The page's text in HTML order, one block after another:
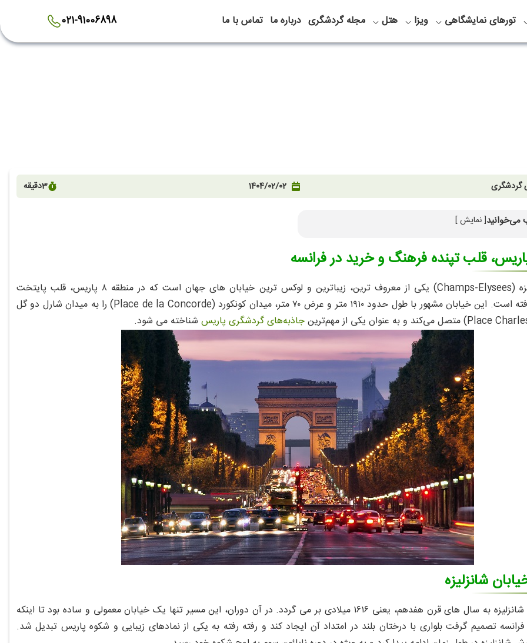
تورهای نمایشگاهی ویزا هتل مجله گردشگری درباره ما تماس با ما
021-91006898
گردشگری 1404/02/02
3دقیقه
می‌خوانید[ نمایش ]
شانزلیزه
خیابان شانزلیزه
بازدید از خیابان شانزلیزه
قلب تپنده فرهنگ و خرید در فرانسه
خیابان شانزلیزه (Champs-Elysees) یکی از معروف‌ ترین، زیباترین و لوکس‌ ترین خیابان‌ های جهان است که در منطقه ۸ پاریس، قلب پایتخت
فرانسه قرار گرفته است. این خیابان مشهور با طول حدود ۱۹۱۰ متر و عرض ۷۰ متر، میدان کونکورد (Place de la Concorde) را به میدان شارل دو گل
جاذبه‌های گردشگری پاریس شناخته می‌ شود.
شانزلیزه
قدمت خیابان شانزلیزه به سال‌ های قرن هفدهم، یعنی ۱۶۱۶ میلادی بر می‌ گردد. در آن دوران، این مسیر تنها یک خیابان معمولی و ساده بود تا اینکه
تصمیم گرفت بلواری با درختان بلند در امتداد آن ایجاد کند و رفته رفته به یکی از نمادهای زیبایی و شکوه پاریس تبدیل شد.